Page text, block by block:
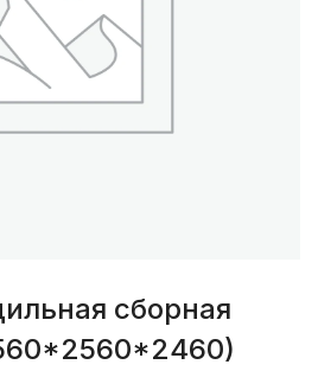
сборная